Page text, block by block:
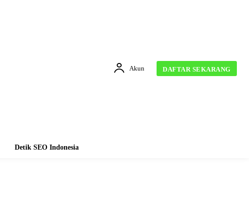
Akun DAFTAR SEKARANG
Detik SEO Indonesia